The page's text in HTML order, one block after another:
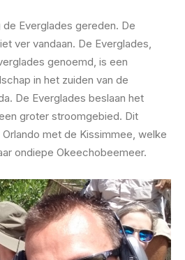
Everglades gereden. De
ver vandaan. De Everglades,
genoemd, is een
in het zuiden van de
De Everglades beslaan het
groter stroomgebied. Dit
met de Kissimmee, welke
ondiepe Okeechobeemeer.